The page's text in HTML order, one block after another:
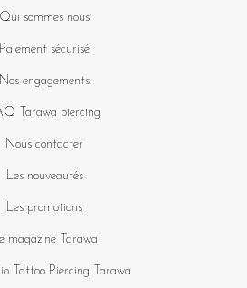
Qui sommes nous
Paiement sécurisé
Nos engagements
Tarawa piercing
Nous contacter
Les nouveautés
Les promotions
magazine Tarawa
Tattoo Piercing Tarawa